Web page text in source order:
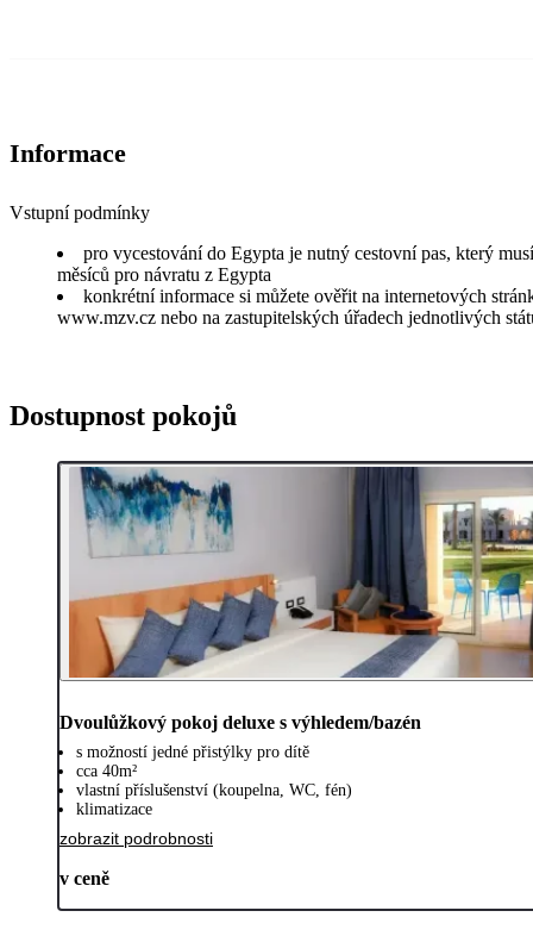
Informace
Vstupní podmínky
pro vycestování do Egypta je nutný cestovní pas, který
měsíců pro návratu z Egypta
konkrétní informace si můžete ověřit na internetových
www.mzv.cz nebo na zastupitelských úřadech jednotlivých
Dostupnost pokojů
Dvoulůžkový pokoj deluxe s výhledem/bazén
s možností jedné přistýlky pro dítě
cca 40m²
vlastní příslušenství (koupelna, WC, fén)
klimatizace
zobrazit podrobnosti
v ceně